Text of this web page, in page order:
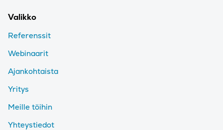
Valikko
Referenssit
Webinaarit
Ajankohtaista
Yritys
Meille töihin
Yhteystiedot